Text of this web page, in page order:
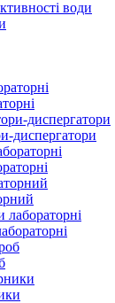
води
диспергатори